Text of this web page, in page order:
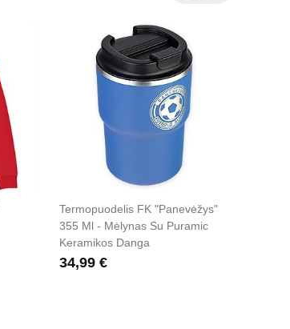
Termopuodelis FK "Panevėžys"
355 Ml - Mėlynas Su Puramic
Keramikos Danga
34,99 €